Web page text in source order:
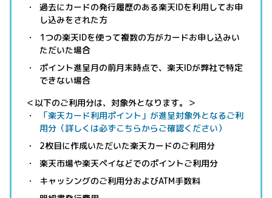
過去にカードの発行履歴のある楽天IDを利用してお申
し込みをされた方
1つの楽天IDを使って複数の方がカードお申し込みい
ただいた場合
ポイント進呈月の前月末時点で、楽天IDが弊社で特定
できない場合
＜以下のご利用分は、対象外となります。＞
「楽天カード利用ポイント」が進呈対象外となるご利
用分（詳しくは必ずこちらからご確認ください）
2枚目に作成いただいた楽天カードのご利用分
楽天市場や楽天ペイなどでのポイントご利用分
キャッシングのご利用分およびATM手数料